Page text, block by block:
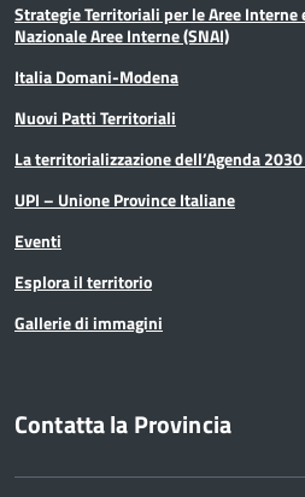
Strategie Territoriali per le Aree Interne
Nazionale Aree Interne (SNAI)
Italia Domani-Modena
Nuovi Patti Territoriali
La territorializzazione dell’Agenda
UPI – Unione Province Italiane
Eventi
Esplora il territorio
Gallerie di immagini
Contatta la Provincia